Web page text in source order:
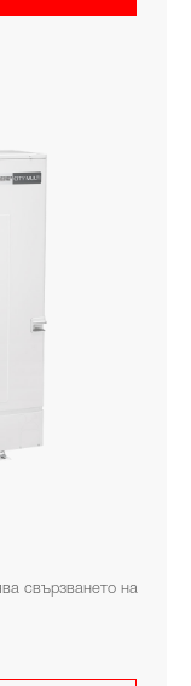
свързването на